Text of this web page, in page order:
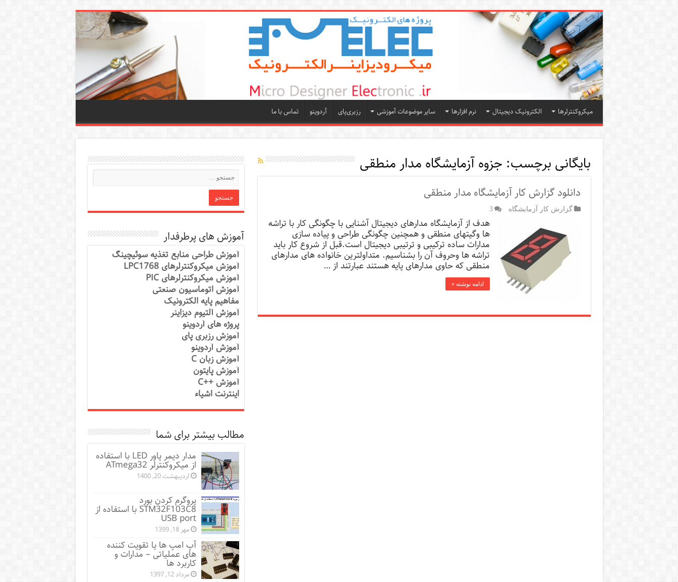
میکروکنترلرها الکترونیک دیجیتال نرم افزارها سایر موضوعات آموزشی رزبری‌پای آردوینو تماس با ما
بایگانی برچسب: جزوه آزمایشگاه مدار منطقی
دانلود گزارش کار آزمایشگاه مدار منطقی
گزارش کار آزمایشگاه 3
هدف از آزمایشگاه مدارهای دیجیتال آشنایی با چگونگی کار با تراشه
ها وگیتهای منطقی و همچنین چگونگی طراحی و پیاده سازی
مدارات ساده ترکیبی و ترتیبی دیجیتال است.قبل از شروع کار باید
تراشه ها وحروف آن را بشناسیم. متداولترین خانواده های مدارهای
منطقی که حاوی مدارهای پایه هستند عبارتند از …
ادامه نوشته »
آموزش های پرطرفدار
آموزش طراحی منابع تغذیه سوئیچینگ
آموزش میکروکنترلرهای LPC1768
آموزش میکروکنترلرهای PIC
آموزش اتوماسیون صنعتی
مفاهیم پایه الکترونیک
آموزش آلتیوم دیزاینر
پروژه های آردوینو
آموزش رزبری پای
آموزش آردوینو
آموزش زبان C
آموزش پایتون
آموزش ++C
اینترنت اشیاء
مطالب بیشتر برای شما
مدار دیمر پاور LED با استفاده
از میکروکنترلر ATmega32
اردیبهشت 20, 1400
پروگرم کردن بورد
STM32F103C8 با استفاده از
USB port
مهر 18, 1399
آپ امپ ها یا تقویت کننده
های عملیاتی – مدارات و
کاربرد ها
مرداد 12, 1397